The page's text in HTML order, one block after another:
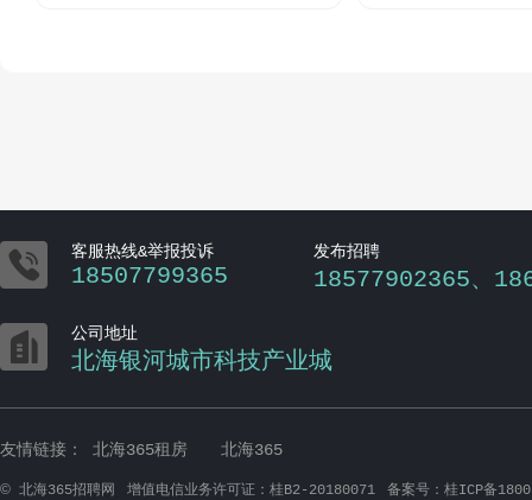
 客服热线&举报投诉
18507799365
发布招聘
18577902365、
 公司地址
北海银河城市科技产业城
友情链接： 北海365租房 北海365
© 北海365招聘网 增值电信业务许可证：桂B2-20180071
备案号：桂ICP备